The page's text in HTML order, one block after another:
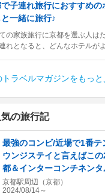
子連れ旅行におすすめ
と一緒に旅行♪
の家族旅行に京都を選ぶ人は
れとなると、どんなホテルが
トラベルマガジンをもっと
の旅行記
最強のコンビ/近場で1番テ
ウンジステイと言えばこ
都＆インターコンチネン
富士ランチ
京都駅周辺（京都）
2024/08/14～